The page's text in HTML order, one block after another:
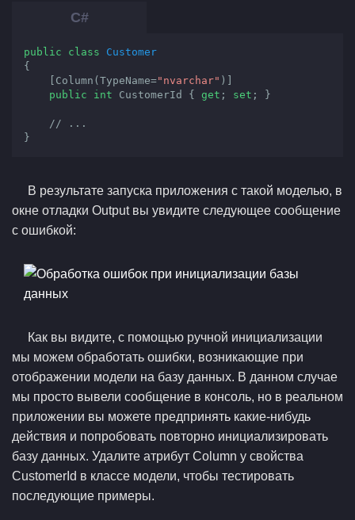
public class
Customer
{
    [Column(TypeName=
"nvarchar" )]
public
int CustomerId { get ; set ; }
// ...
}
В результате запуска приложения с такой моделью, в
окне отладки Output вы увидите следующее сообщение
с ошибкой:
Как вы видите, с помощью ручной инициализации
мы можем обработать ошибки, возникающие при
отображении модели на базу данных. В данном случае
мы просто вывели сообщение в консоль, но в реальном
приложении вы можете предпринять какие-нибудь
действия и попробовать повторно инициализировать
базу данных. Удалите атрибут Column у свойства
CustomerId в классе модели, чтобы тестировать
последующие примеры.